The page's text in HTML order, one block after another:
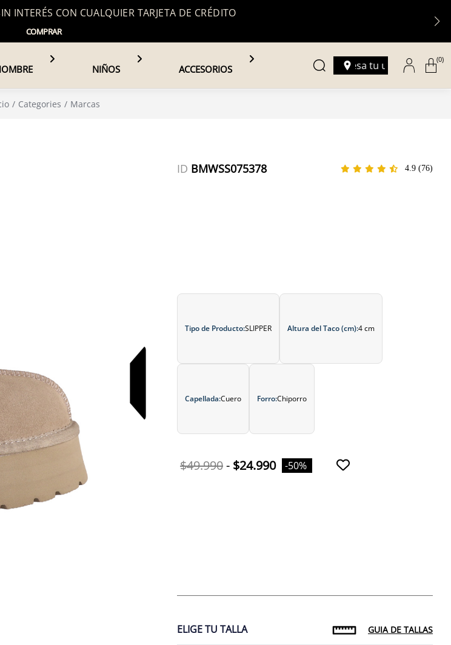
INTERÉS CON CUALQUIER TARJETA DE CRÉDITO
COMPRAR
Ingresa tu ubicación (0)
NIÑOS ACCESORIOS
Categories Marcas
Retiro en 3 horas
ID BMWSS075378 4.9 (76)
$49.990- $24.990 -50%
Tipo de Producto:SLIPPER Altura del Taco (cm):4 cm
Capellada:Cuero Forro:Chiporro
ELIGE TU TALLA GUIA DE TALLAS